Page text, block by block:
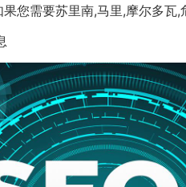
您需要苏里南,马里,摩尔多瓦